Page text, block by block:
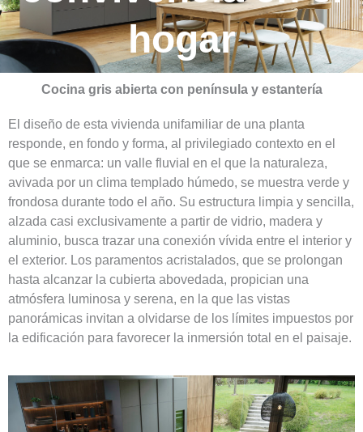
hogar
Cocina gris abierta con península y estantería
El diseño de esta vivienda unifamiliar de una planta
responde, en fondo y forma, al privilegiado contexto en el
que se enmarca: un valle fluvial en el que la naturaleza,
avivada por un clima templado húmedo, se muestra verde y
frondosa durante todo el año. Su estructura limpia y sencilla,
alzada casi exclusivamente a partir de vidrio, madera y
aluminio, busca trazar una conexión vívida entre el interior y
el exterior. Los paramentos acristalados, que se prolongan
hasta alcanzar la cubierta abovedada, propician una
atmósfera luminosa y serena, en la que las vistas
panorámicas invitan a olvidarse de los límites impuestos por
la edificación para favorecer la inmersión total en el paisaje.